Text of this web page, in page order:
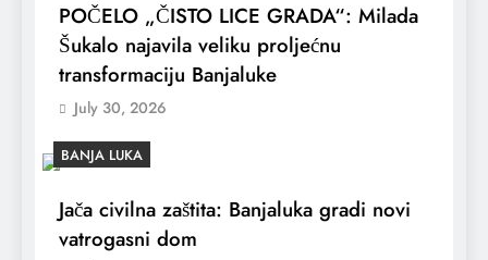
POČELO „ČISTO LICE GRADA“: Milada
Šukalo najavila veliku proljećnu
transformaciju Banjaluke
July 30, 2026
BANJA LUKA
Jača civilna zaštita: Banjaluka gradi novi
vatrogasni dom